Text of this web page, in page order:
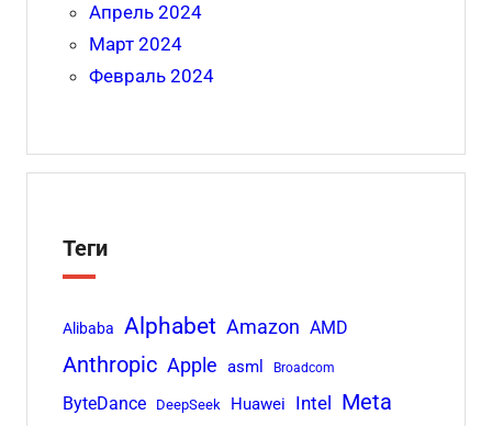
Апрель 2024
Март 2024
Февраль 2024
Теги
Alibaba Alphabet Amazon AMD
Anthropic Apple asml Broadcom
ByteDance DeepSeek Huawei Intel Meta